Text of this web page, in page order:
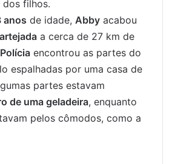
dos filhos.
anos de idade, Abby acabou
a cerca de 27 km de
Polícia encontrou as partes do
espalhadas por uma casa de
partes estavam
de uma geladeira, enquanto
pelos cômodos, como a